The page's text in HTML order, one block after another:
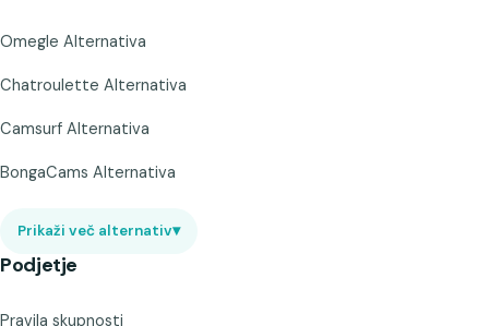
Omegle Alternativa
Chatroulette Alternativa
Camsurf Alternativa
BongaCams Alternativa
Prikaži več alternativ▾
Podjetje
Pravila skupnosti